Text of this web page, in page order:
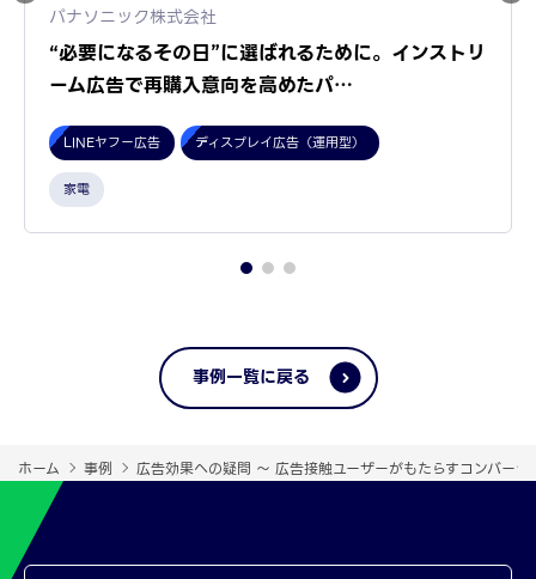
パナソニック株式会社
“必要になるその日”に選ばれるために。インストリ
ーム広告で再購入意向を高めたパ…
LINEヤフー広告 ディスプレイ広告（運用型）
家電
事例一覧に戻る
ホーム 事例 広告効果への疑問 〜 広告接触ユーザーがもたらすコンバー